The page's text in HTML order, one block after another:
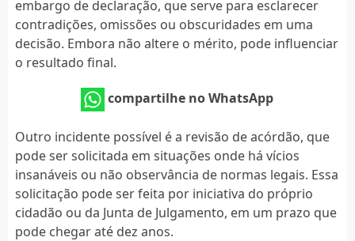
embargo de declaração, que serve para esclarecer
contradições, omissões ou obscuridades em uma
decisão. Embora não altere o mérito, pode influenciar
o resultado final.
compartilhe no WhatsApp
Outro incidente possível é a revisão de acórdão, que
pode ser solicitada em situações onde há vícios
insanáveis ou não observância de normas legais. Essa
solicitação pode ser feita por iniciativa do próprio
cidadão ou da Junta de Julgamento, em um prazo que
pode chegar até dez anos.